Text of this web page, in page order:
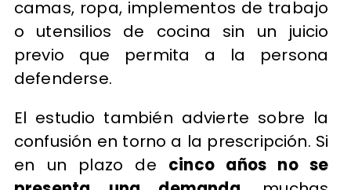
camas, ropa, implementos de trabajo
o utensilios de cocina sin un juicio
previo que permita a la persona
defenderse.
El estudio también advierte sobre la
confusión en torno a la prescripción. Si
en un plazo de cinco años no se